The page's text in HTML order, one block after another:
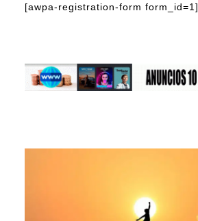
[awpa-registration-form form_id=1]